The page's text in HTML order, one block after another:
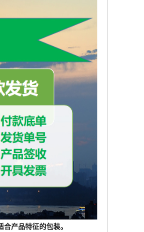
产品特征的包装。
内，若含量等经双方认可的